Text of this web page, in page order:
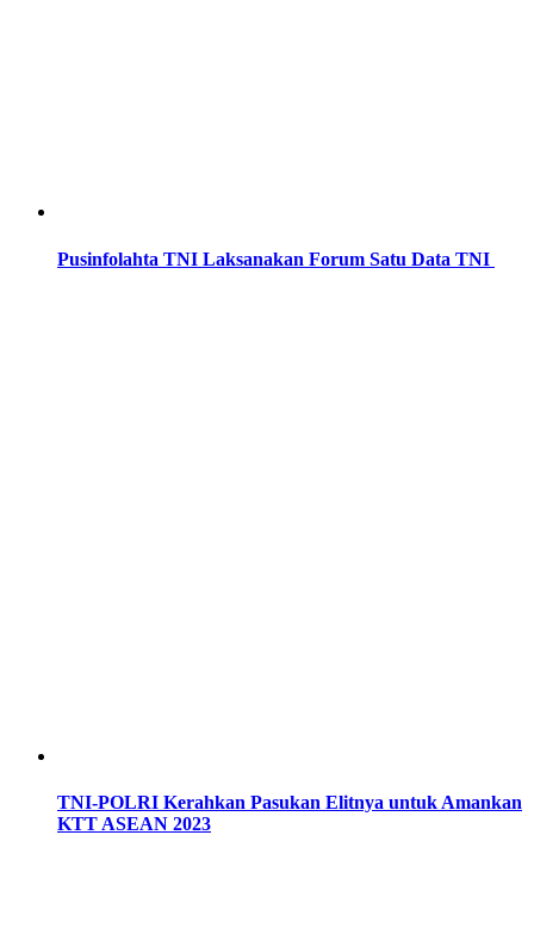
Pusinfolahta TNI Laksanakan Forum Satu Data TNI
TNI-POLRI Kerahkan Pasukan Elitnya untuk Amankan
KTT ASEAN 2023